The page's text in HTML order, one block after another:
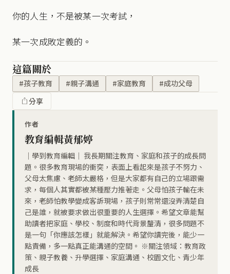
你的人生，不是被某一次考試，
某一次成敗定義的。
這篇關於
#孩子教育 #親子溝通 #家庭教育
#成功父母
分享
作者
教育編輯黃郁婷
｜學到教育編輯｜ 我長期關注教育、家庭和孩子的成長問
題。很多教育現場的衝突，表面上看起來是孩子不努力、
父母太焦慮、老師太嚴格，但是大家都有自己的立場跟需
求，每個人其實都被某種壓力推著走。父母怕孩子輸在未
來，老師怕教學變成客訴現場，孩子則常常還沒弄清楚自
己是誰，就被要求做出很重要的人生選擇。希望文章能幫
助讀者把家庭、學校、制度和時代背景釐清，很多問題不
是一句「你應該怎樣」就能解決。希望你讀完後，能少一
點責備，多一點真正能溝通的空間。 ※關注領域：教育政
策、親子教養、升學選擇、家庭溝通、校園文化、青少年
成長